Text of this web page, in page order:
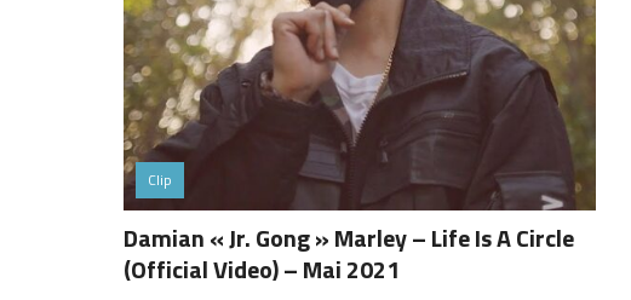
Clip
Damian « Jr. Gong » Marley – Life Is A Circle
(Official Video) – Mai 2021